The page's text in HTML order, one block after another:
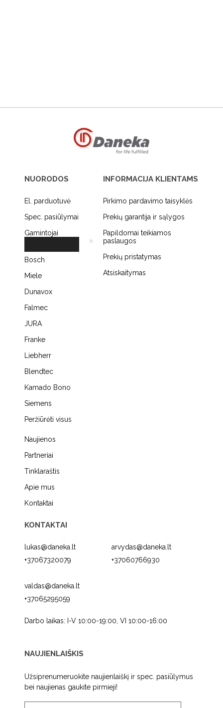
NUORODOS
El. parduotuvė
Spec. pasiūlymai
Gamintojai
Bosch
Miele
Dunavox
Falmec
JURA
Franke
Liebherr
Blendtec
Kamado Bono
Siemens
Peržiūrėti visus
Naujienos
Partneriai
Tinklaraštis
Apie mus
Kontaktai
KONTAKTAI
lukas@daneka.lt
+37067320079
arvydas@daneka.lt
+37060766930
valdas@daneka.lt
+37065295059
Darbo laikas: I-V 10:00-19:00, VI 10:00-16:00
INFORMACIJA KLIENTAMS
Pirkimo pardavimo taisyklės
Prekių garantija ir sąlygos
Papildomai teikiamos
paslaugos
Prekių pristatymas
Atsiskaitymas
NAUJIENLAIŠKIS
Užsiprenumeruokite naujienlaiškį ir spec. pasiūlymus
bei naujienas gaukite pirmieji!